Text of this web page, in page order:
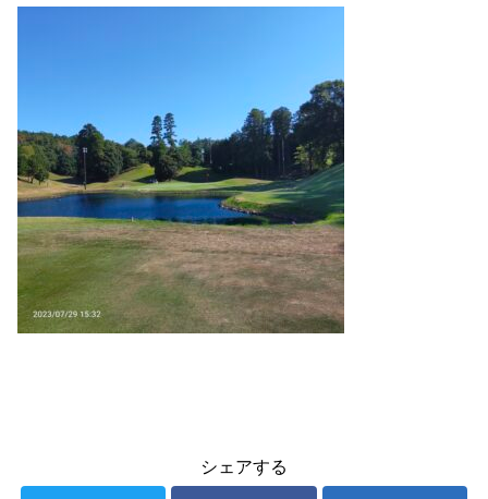
シェアする